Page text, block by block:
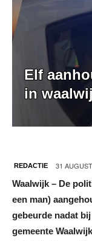
Elf
in
REDACTIE 31
Waalwijk – De
een man)
gebeurde nadat
gemeente